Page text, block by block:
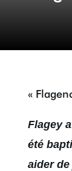
«
Flagey
été
aider